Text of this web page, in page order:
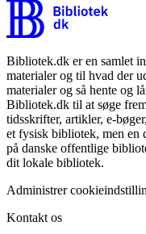
Bibliotek.dk er en samlet
materialer og til hvad der
materialer og så hente og
Bibliotek.dk til at søge
tidsskrifter, artikler, e-
et fysisk bibliotek, men en
på danske offentlige
dit lokale bibliotek.
Administrer
Kontakt os